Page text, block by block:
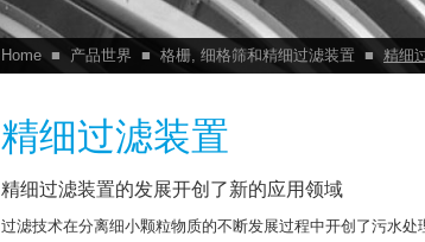
Home ■ 产品世界 ■ 格栅, 细格筛和精细过滤装置 ■ 精细
精细过滤装置
精细过滤装置的发展开创了新的应用领域
过滤技术在分离细小颗粒物质的不断发展过程中开创了污水处